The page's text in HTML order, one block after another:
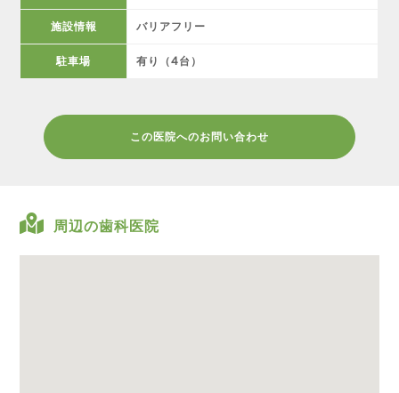
施設情報 バリアフリー
駐車場 有り（4台）
この医院へのお問い合わせ
周辺の歯科医院